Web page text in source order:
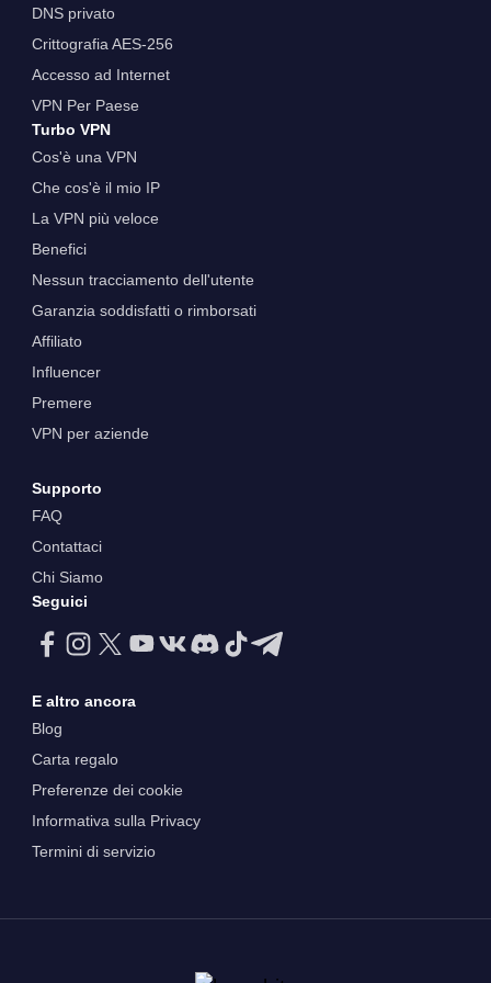
DNS privato
Crittografia AES-256
Accesso ad Internet
VPN Per Paese
Turbo VPN
Cos'è una VPN
Che cos'è il mio IP
La VPN più veloce
Benefici
Nessun tracciamento dell'utente
Garanzia soddisfatti o rimborsati
Affiliato
Influencer
Premere
VPN per aziende
Supporto
FAQ
Contattaci
Chi Siamo
Seguici
E altro ancora
Blog
Carta regalo
Preferenze dei cookie
Informativa sulla Privacy
Termini di servizio